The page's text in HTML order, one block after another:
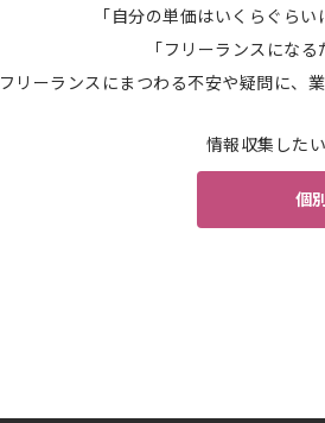
「自分の単価はいくらぐら
「フリーランスにな
フリーランスにまつわる不安や疑問に、
情報収集した
個